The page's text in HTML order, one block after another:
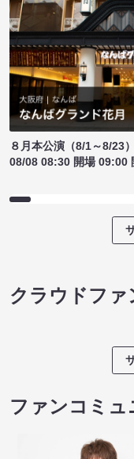
８月本公演（8/1～8/23）
08/08 08:30 開場 09:00
クラウドフ
ファンコミュ